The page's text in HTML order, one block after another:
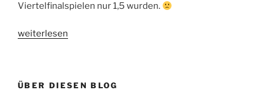
Viertelfinalspielen nur 1,5 wurden.
„Nürnberger
weiterlesen
ÜBER DIESEN BLOG